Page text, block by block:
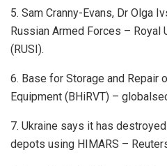
5. Sam Cranny-Evans, Dr Olga
Russian Armed Forces –
(RUSI).
6. Base for Storage and Repair
Equipment (BHiRVT) –
7. Ukraine says it has
depots using HIMARS –